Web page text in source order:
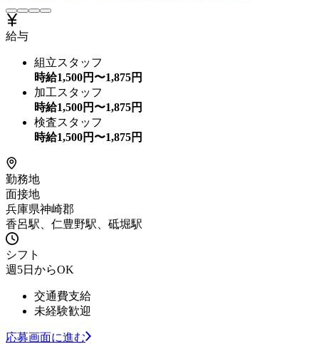
給与
組立スタッフ
時給1,500円〜1,875円
加工スタッフ
時給1,500円〜1,875円
検査スタッフ
時給1,500円〜1,875円
勤務地
面接地
兵庫県神崎郡
香呂駅、仁豊野駅、砥堀駅
シフト
週5日からOK
交通費支給
未経験歓迎
応募画面に進む